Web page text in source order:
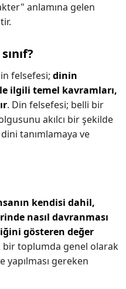
anlamına gelen
felsefesi; dinin
ilgili temel kavramları,
. Din felsefesi; belli bir
akılcı bir şekilde
tanımlamaya ve
kendisi dahil,
nasıl davranması
gösteren değer
bir toplumda genel olarak
yapılması gereken